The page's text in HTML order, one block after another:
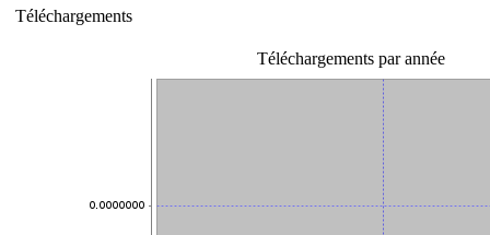
Téléchargements
Téléchargements par année